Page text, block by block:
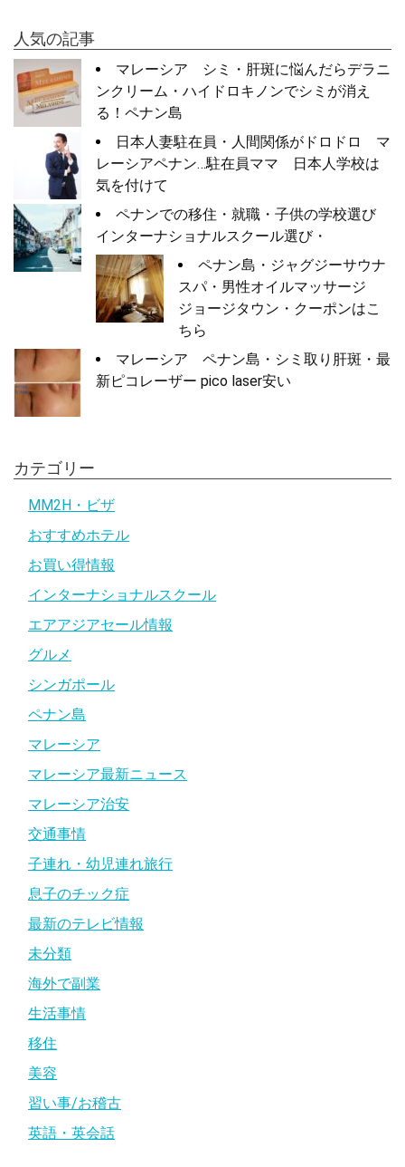
人気の記事
マレーシア シミ・肝斑に悩んだらデラニ
ンクリーム・ハイドロキノンでシミが消え
る！ペナン島
日本人妻駐在員・人間関係がドロドロ マ
レーシアペナン…駐在員ママ 日本人学校は
気を付けて
ペナンでの移住・就職・子供の学校選び
インターナショナルスクール選び・
ペナン島・ジャグジーサウナ
スパ・男性オイルマッサージ
ジョージタウン・クーポンはこ
ちら
マレーシア ペナン島・シミ取り肝斑・最
新ピコレーザー pico laser安い
カテゴリー
MM2H・ビザ
おすすめホテル
お買い得情報
インターナショナルスクール
エアアジアセール情報
グルメ
シンガポール
ペナン島
マレーシア
マレーシア最新ニュース
マレーシア治安
交通事情
子連れ・幼児連れ旅行
息子のチック症
最新のテレビ情報
未分類
海外で副業
生活事情
移住
美容
習い事/お稽古
英語・英会話